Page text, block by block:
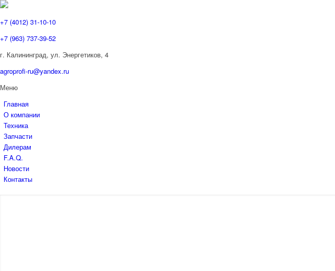
+7 (4012) 31-10-10
+7 (963) 737-39-52
г. Калининград, ул. Энергетиков, 4
agroprofi-ru@yandex.ru
Меню
Главная
О компании
Техника
Запчасти
Дилерам
F.A.Q.
Новости
Контакты